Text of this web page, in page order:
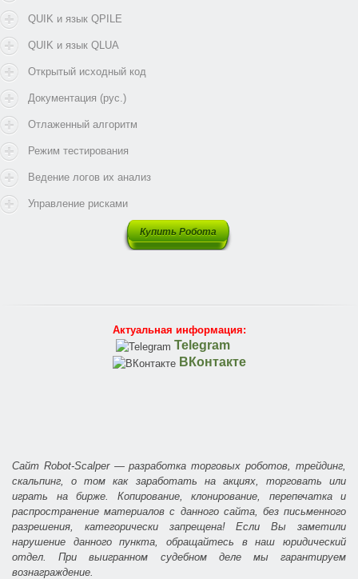
QUIK и язык QPILE
QUIK и язык QLUA
Открытый исходный код
Документация (рус.)
Отлаженный алгоритм
Режим тестирования
Ведение логов их анализ
Управление рисками
Купить Робота
Актуальная информация:
Telegram
ВКонтакте
Сайт Robot-Scalper — разработка торговых роботов, трейдинг,
скальпинг, о том как заработать на акциях, торговать или
играть на бирже. Копирование, клонирование, перепечатка и
распространение материалов с данного сайта, без письменного
разрешения, категорически запрещена! Если Вы заметили
нарушение данного пункта, обращайтесь в наш юридический
отдел. При выигранном судебном деле мы гарантируем
вознаграждение.